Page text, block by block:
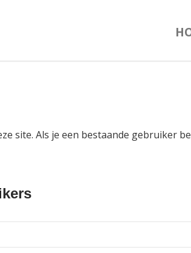
site. Als je een bestaande gebruiker